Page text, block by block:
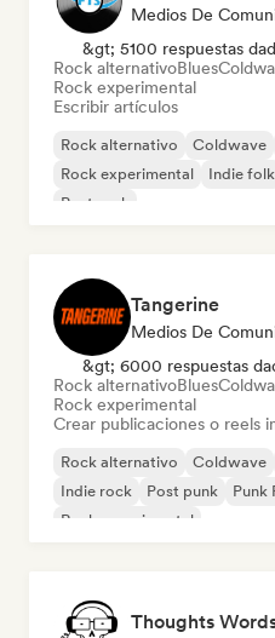
Medios De
&gt; 5100 respuestas
Rock alternativoBlues
Rock experimental
Escribir artículos
Rock alternativo Coldwave
Rock experimental
Indie folk
Post rock
Tangerine
Medios De
&gt; 6000 respuestas
Rock alternativoBlues
Rock experimental
Crear publicaciones o reels
Rock alternativo Coldwave
Indie rock
Post punk Punk
Rock experimental
Thoughts